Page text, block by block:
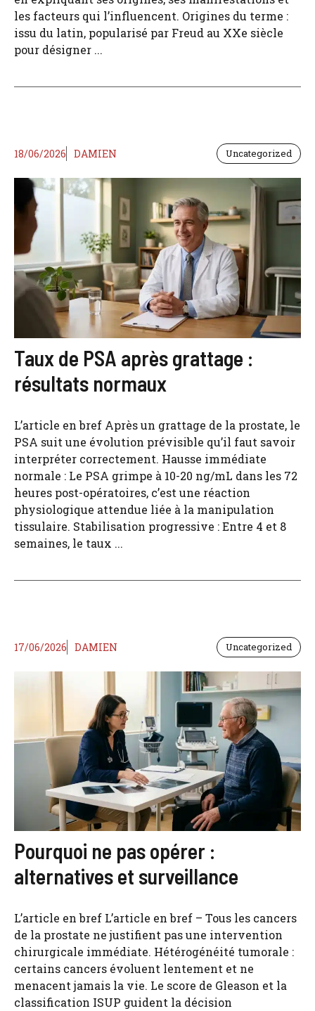
les facteurs qui l’influencent. Origines du terme :
issu du latin, popularisé par Freud au XXe siècle
pour désigner ...
18/06/2026 DAMIEN Uncategorized
Taux de PSA après grattage :
résultats normaux
L’article en bref Après un grattage de la prostate, le
PSA suit une évolution prévisible qu’il faut savoir
interpréter correctement. Hausse immédiate
normale : Le PSA grimpe à 10-20 ng/mL dans les 72
heures post-opératoires, c’est une réaction
physiologique attendue liée à la manipulation
tissulaire. Stabilisation progressive : Entre 4 et 8
semaines, le taux ...
17/06/2026 DAMIEN Uncategorized
Pourquoi ne pas opérer :
alternatives et surveillance
L’article en bref L’article en bref – Tous les cancers
de la prostate ne justifient pas une intervention
chirurgicale immédiate. Hétérogénéité tumorale :
certains cancers évoluent lentement et ne
menacent jamais la vie. Le score de Gleason et la
classification ISUP guident la décision